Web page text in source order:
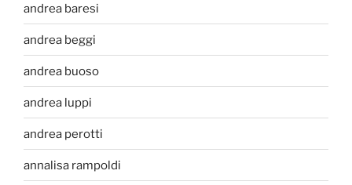
andrea baresi
andrea beggi
andrea buoso
andrea luppi
andrea perotti
annalisa rampoldi